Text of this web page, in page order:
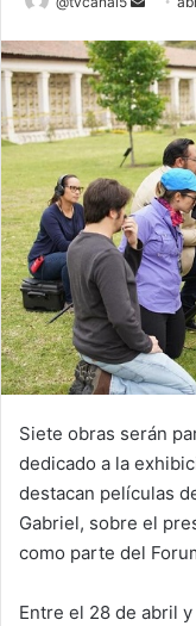
email
Siete obras serán
dedicado a la
destacan películas
Gabriel, sobre el
como parte del
Entre el 28 de abril